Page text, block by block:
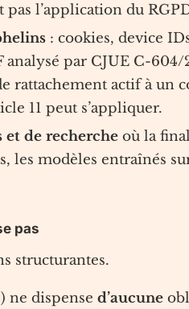
pas l’application du
: cookies, device
par CJUE C-
rattachement actif à un
11 peut s’appliquer.
et de recherche où la
les modèles entraînés
pas
structurantes.
ne dispense d’aucune